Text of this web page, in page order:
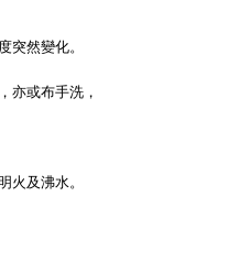
突然變化。
亦或布手洗，
火及沸水。